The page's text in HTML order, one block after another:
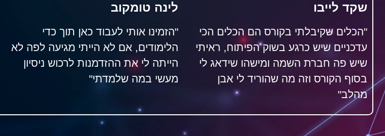
שקד לייבו
"הכלים שקיבלתי בקורס הם הכלים הכי
עדכניים שיש כרגע בשוק הפיתוח, ראיתי
שיש פה חברת השמה ומישהו שידאג לי
בסוף הקורס וזה מה שהוריד לי אבן
מהלב"
לינה טומקוב
"הזמינו אותי לעבוד כאן תוך כדי
הלימודים, אם לא הייתי מגיעה לפה לא
הייתה לי את ההזדמנות לרכוש ניסיון
מעשי במה שלמדתי"